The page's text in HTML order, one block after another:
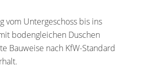
vom Untergeschoss bis ins
bodengleichen Duschen
Bauweise nach KfW-Standard